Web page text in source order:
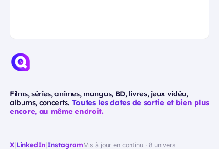
Films, séries, animes, mangas, BD, livres, jeux vidéo,
albums, concerts. Toutes les dates de sortie et bien plus
encore, au même endroit.
X|LinkedIn|InstagramMis à jour en continu · 8 univers